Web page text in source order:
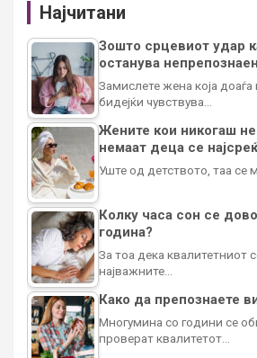
Најчитани
Зошто срцевиот удар
останува
Замислете жена која
бидејќи чувствува…
Жените кои никогаш
немаат деца се
Уште од детството, таа се
Колку часа сон се
година?
За тоа дека квалитетниот
најважните…
Како да препознаете
Многумина со години се
проверат квалитетот…